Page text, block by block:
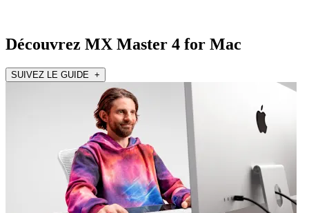
Découvrez MX Master 4 for Mac
SUIVEZ LE GUIDE +